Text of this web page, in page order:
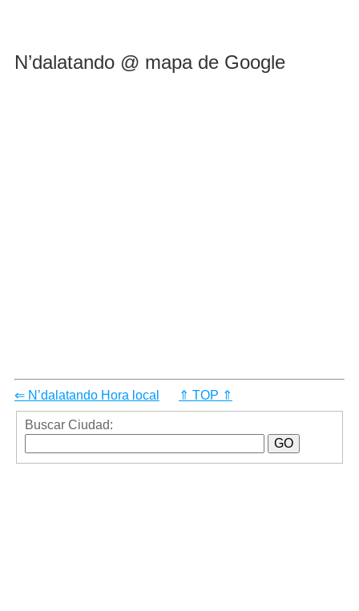
N’dalatando @ mapa de Google
⇐ N’dalatando Hora local ⇑ TOP ⇑
Buscar Ciudad: